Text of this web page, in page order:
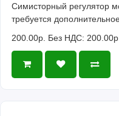
Симисторный регулятор
требуется
200.00р. Без НДС: 200.00р.